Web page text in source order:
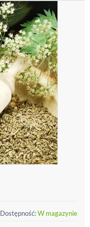
Dostępność:W magazynie